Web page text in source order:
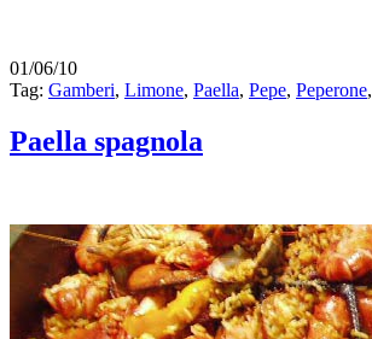
01/06/10
Tag: Gamberi, Limone, Paella, Pepe, Peperone,
Paella spagnola